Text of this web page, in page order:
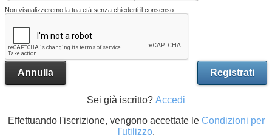
Non visualizzeremo la tua età senza chiederti il consenso.
Registrati
Annulla
Sei già iscritto? Accedi
Effettuando l'iscrizione, vengono accettate le Condizioni per
l'utilizzo.